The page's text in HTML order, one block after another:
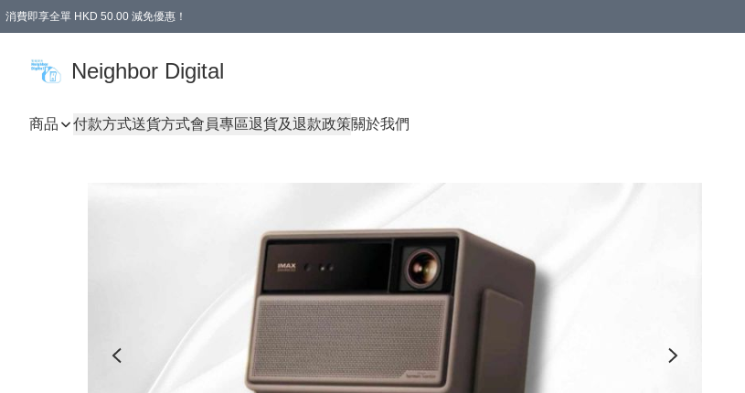
消費即享全單 HKD 50.00 減免優惠！
Neighbor Digital
商品 付款方式送貨方式會員專區退貨及退款政策關於我們